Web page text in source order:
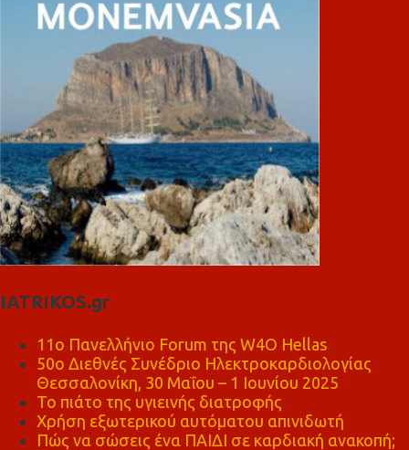
IATRIKOS.gr
11ο Πανελλήνιο Forum της W4O Hellas
50ο Διεθνές Συνέδριο Ηλεκτροκαρδιολογίας
Θεσσαλονίκη, 30 Μαΐου – 1 Ιουνίου 2025
Το πιάτο της υγιεινής διατροφής
Χρήση εξωτερικού αυτόματου απινιδωτή
Πώς να σώσεις ένα ΠΑΙΔΙ σε καρδιακή ανακοπή;